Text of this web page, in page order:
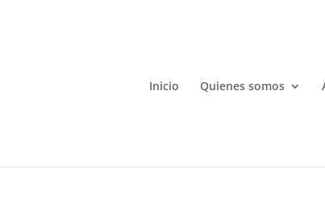
Inicio Quienes somos